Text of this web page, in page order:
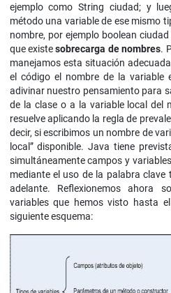
ejemplo como String ciudad; y
método una variable de ese mismo
nombre, por ejemplo boolean
que existesobrecarga de nombres.
manejamos esta situación
el código el nombre de la variable
adivinar nuestro pensamiento para
de la clase o a la variable local del
resuelve aplicando la regla de
decir, si escribimos un nombre de
local” disponible. Java tiene
simultáneamente campos y
mediante el uso de la palabra
adelante. Reflexionemos ahora
variables que hemos visto hasta
siguiente esquema: